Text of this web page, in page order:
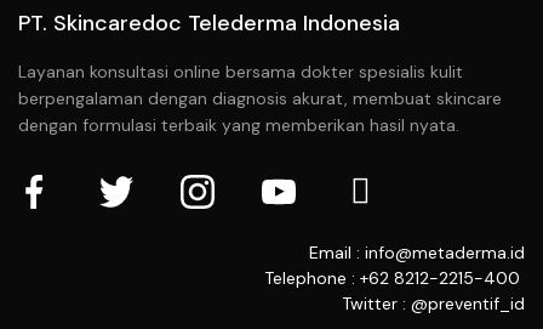
PT. Skincaredoc Telederma Indonesia
Layanan konsultasi online bersama dokter spesialis kulit
berpengalaman dengan diagnosis akurat, membuat skincare
dengan formulasi terbaik yang memberikan hasil nyata.
Email : info@metaderma.id
Telephone : +62 8212-2215-400
Twitter : @preventif_id